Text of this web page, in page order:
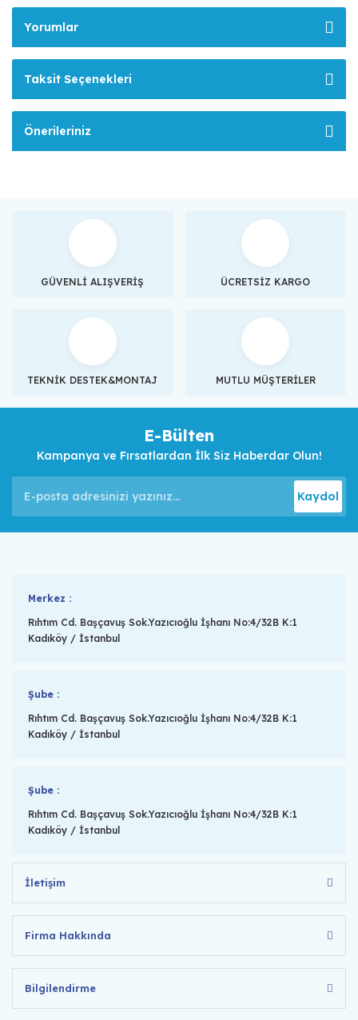
Yorumlar
Taksit Seçenekleri
Önerileriniz
GÜVENLİ ALIŞVERİŞ ÜCRETSİZ KARGO
TEKNİK DESTEK&MONTAJ MUTLU MÜŞTERİLER
E-Bülten
Kampanya ve Fırsatlardan İlk Siz Haberdar Olun!
Kaydol
Merkez :
Rıhtım Cd. Başçavuş Sok.Yazıcıoğlu İşhanı No:4/32B K:1
Kadıköy / İstanbul
Şube :
Rıhtım Cd. Başçavuş Sok.Yazıcıoğlu İşhanı No:4/32B K:1
Kadıköy / İstanbul
Şube :
Rıhtım Cd. Başçavuş Sok.Yazıcıoğlu İşhanı No:4/32B K:1
Kadıköy / İstanbul
İletişim
Firma Hakkında
Bilgilendirme